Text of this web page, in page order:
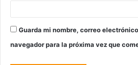
Guarda mi nombre, correo
navegador para la próxima vez que